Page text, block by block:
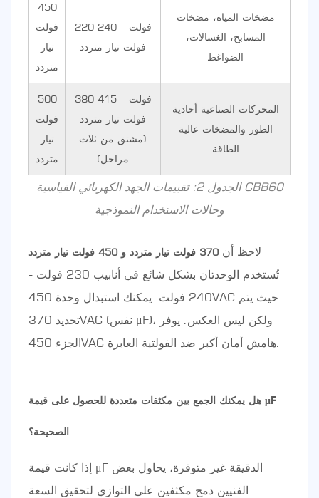
الجدول 2: تقييمات الجهد الكهربائي القياسية CBB60
وحالات الاستخدام النموذجية
450
فولت
تيار
متردد
220 فولت – 240
فولت تيار متردد
مضخات المياه، مضخات
المسابح، الغسالات،
الضواغط
500
فولت
تيار
متردد
380 فولت – 415
فولت تيار متردد
(مشتق من ثلاث
مراحل)
المحركات الصناعية أحادية
الطور والمضخات عالية
الطاقة
لاحظ أن 370 فولت تيار متردد و 450 فولت تيار متردد
تُستخدم الوحدتان بشكل شائع في أنابيب 230 فولت -
240 فولت. يمكنك استبدال وحدة 450VAC حيث يتم
تحديد 370VAC (نفس μF)، ولكن ليس العكس. يوفر
الجزء 450VAC هامش أمان أكبر ضد الفولتية العابرة.
هل يمكنك الجمع بين مكثفات متعددة للحصول على قيمة μF
الصحيحة؟
إذا كانت قيمة μF الدقيقة غير متوفرة، يحاول بعض
الفنيين دمج مكثفين على التوازي لتحقيق السعة